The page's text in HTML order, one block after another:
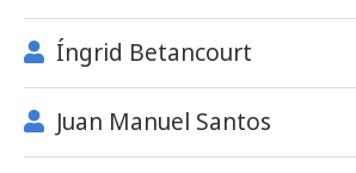
Íngrid Betancourt
Juan Manuel Santos